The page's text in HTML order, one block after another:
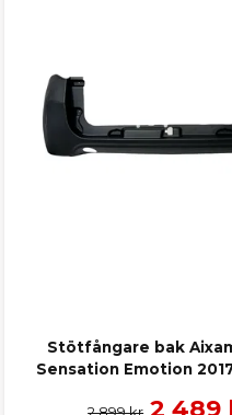
Stötfångare bak
Sensation Emotion
2 489